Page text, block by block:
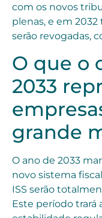
com os novos
plenas, e em
serão revogadas,
O que o
2033
grande
O ano de 2033
novo sistema
ISS serão
Este período trará